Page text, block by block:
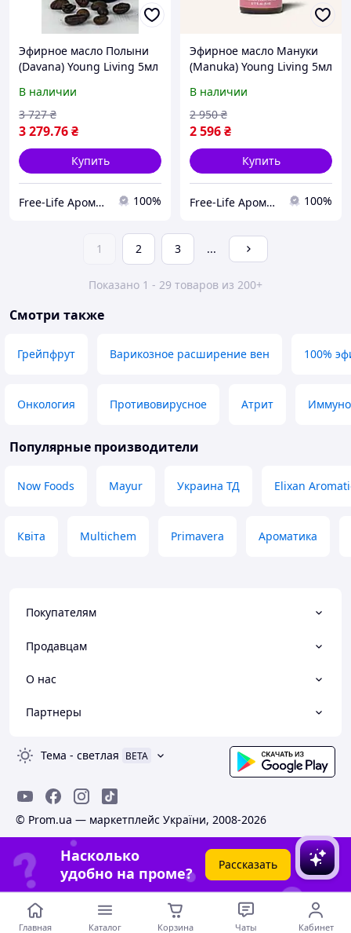
Эфирное масло Полыни
(Davana) Young Living 5мл
В наличии
3 279.76₴
3 727 ₴
Купить
Free-Life Ароматерапия | Натуральные эфирные масла | 100%
Эфирное масло Мануки
(Manuka) Young Living 5мл
В наличии
2 596₴
2 950 ₴
Купить
Free-Life Ароматерапия | Натуральные эфирные масла | 100%
1 2 3 ...
Показано 1 - 29 товаров из 200+
Смотри также
Грейпфрут Варикозное расширение вен 100%
Онкология Противовирусное Атрит
Популярные производители
Now Foods Mayur Украина ТД Elixan
Квіта Multichem Primavera Ароматика
Покупателям
Продавцам
О нас
Партнеры
Тема - светлая BETA
© Prom.ua — маркетплейс України, 2008-2026
Насколько
удобно на проме?
Рассказать
Главная Каталог Корзина Чаты Кабинет